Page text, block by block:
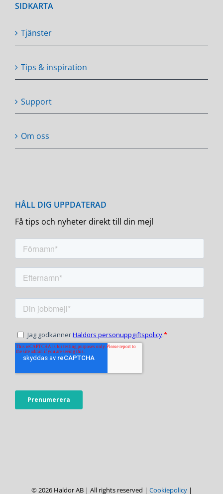
SIDKARTA
Tjänster
Tips & inspiration
Support
Om oss
Få tips och nyheter direkt till din mejl
© 2026 Haldor AB | All rights reserved | Cookiepolicy|